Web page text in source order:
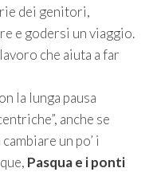
dei genitori,
e godersi un viaggio.
che aiuta a far
la lunga pausa
anche se
un po’ i
Pasqua e i ponti